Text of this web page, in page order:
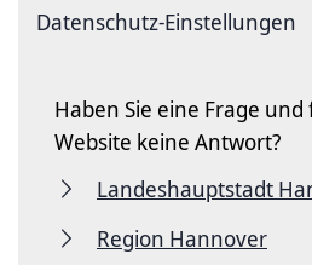
Datenschutz-Einstellungen
Haben Sie eine Frage
Website keine Antwort?
Landeshauptstadt
Region Hannover